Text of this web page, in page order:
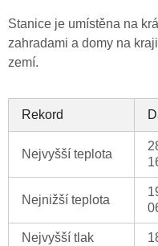
Stanice je umístěna na
zahradami a domy na
zemí.
Rekord
Nejvyšší teplota
Nejnižší teplota
Nejvyšší tlak